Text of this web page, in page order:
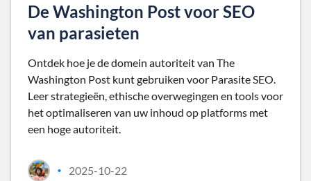
De Washington Post voor SEO
van parasieten
Ontdek hoe je de domein autoriteit van The
Washington Post kunt gebruiken voor Parasite SEO.
Leer strategieën, ethische overwegingen en tools voor
het optimaliseren van uw inhoud op platforms met
een hoge autoriteit.
• 2025-10-22